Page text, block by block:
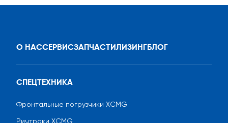
О НАССЕРВИСЗАПЧАСТИЛИЗИНГБЛОГ
СПЕЦТЕХНИКА
Фронтальные погрузчики XCMG
Ричтраки XCMG